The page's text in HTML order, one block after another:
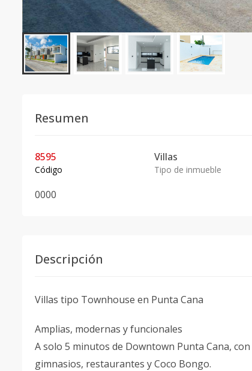
Resumen
8595
Código
Villas
Tipo de inmueble
0000
Descripción
Villas tipo Townhouse en Punta Cana
Amplias, modernas y funcionales
A solo 5 minutos de Downtown Punta Cana,
gimnasios, restaurantes y Coco Bongo.